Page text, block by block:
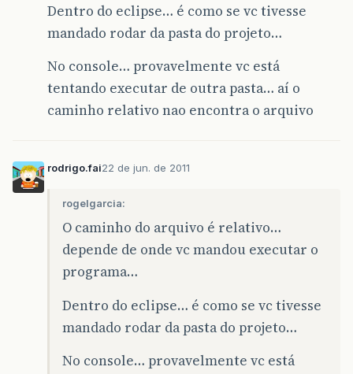
Dentro do eclipse… é como se vc tivesse
mandado rodar da pasta do projeto…
No console… provavelmente vc está
tentando executar de outra pasta… aí o
caminho relativo nao encontra o arquivo
rodrigo.fai22 de jun. de 2011
rogelgarcia:
O caminho do arquivo é relativo…
depende de onde vc mandou executar o
programa…
Dentro do eclipse… é como se vc tivesse
mandado rodar da pasta do projeto…
No console… provavelmente vc está